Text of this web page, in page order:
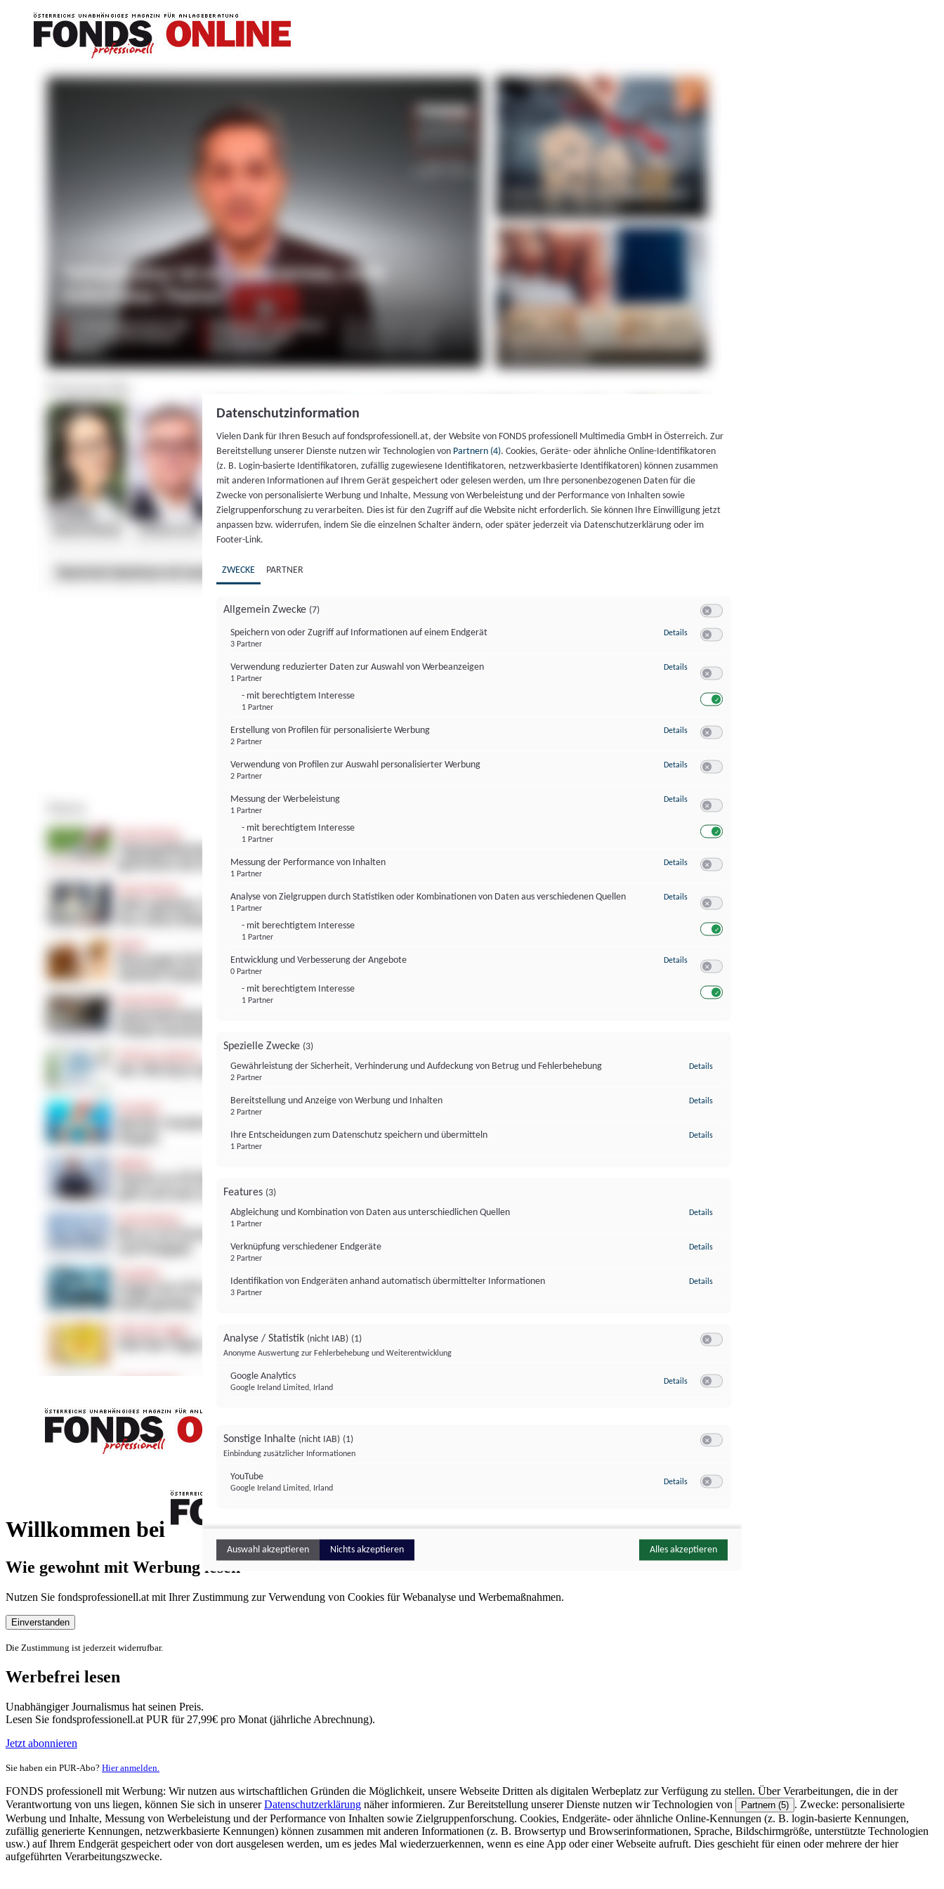
Willkommen bei
FONDS professionell
Wie gewohnt mit Werbung lesen
Nutzen Sie fondsprofessionell.at mit Ihrer Zustimmung zur Verwendung von Cookies für Webanalyse und Werbemaßnahmen.
Einverstanden
Die Zustimmung ist jederzeit widerrufbar.
Werbefrei lesen
Unabhängiger Journalismus hat seinen Preis.
Lesen Sie fondsprofessionell.at PUR für 27,99€ pro Monat (jährliche Abrechnung).
Jetzt abonnieren
Sie haben ein PUR-Abo? Hier anmelden.
FONDS professionell mit Werbung: Wir nutzen aus wirtschaftlichen Gründen die Möglichkeit, unsere Webseite Dritten als digitalen Werbeplatz zur Verfügung zu stellen. Über Verarbeitungen, die in der
Verantwortung von uns liegen, können Sie sich in unsererDatenschutzerklärung näher informieren. Zur Bereitstellung unserer Dienste nutzen wir Technologien von Partnern (5) . Zwecke: personalisierte
Werbung und Inhalte, Messung von Werbeleistung und der Performance von Inhalten sowie Zielgruppenforschung. Cookies, Endgeräte- oder ähnliche Online-Kennungen (z. B. login-basierte Kennungen,
zufällig generierte Kennungen, netzwerkbasierte Kennungen) können zusammen mit anderen Informationen (z. B. Browsertyp und Browserinformationen, Sprache, Bildschirmgröße, unterstützte Technologien
usw.) auf Ihrem Endgerät gespeichert oder von dort ausgelesen werden, um es jedes Mal wiederzuerkennen, wenn es eine App oder einer Webseite aufruft. Dies geschieht für einen oder mehrere der hier
aufgeführten Verarbeitungszwecke.
Datenschutzinformation
Vielen Dank für Ihren Besuch auf fondsprofessionell.at, der Website von FONDS professionell Multimedia GmbH in Österreich. Zur
Bereitstellung unserer Dienste nutzen wir Technologien von Partnern (4). Cookies, Geräte- oder ähnliche Online-Identifikatoren
(z. B. Login-basierte Identifikatoren, zufällig zugewiesene Identifikatoren, netzwerkbasierte Identifikatoren) können zusammen
mit anderen Informationen auf Ihrem Gerät gespeichert oder gelesen werden, um Ihre personenbezogenen Daten für die
Zwecke von personalisierte Werbung und Inhalte, Messung von Werbeleistung und der Performance von Inhalten sowie
Zielgruppenforschung zu verarbeiten. Dies ist für den Zugriff auf die Website nicht erforderlich. Sie können Ihre Einwilligung jetzt
anpassen bzw. widerrufen, indem Sie die einzelnen Schalter ändern, oder später jederzeit via Datenschutzerklärung oder im
Footer-Link.
ZWECKE PARTNER
Allgemein Zwecke (7)
Speichern von oder Zugriff auf Informationen auf einem Endgerät
3 Partner
Details zu Speichern von oder Zugriff auf Informationen auf einem Endgerät
Verwendung reduzierter Daten zur Auswahl von Werbeanzeigen
1 Partner
- mit berechtigtem Interesse
1 Partner
Details zu Verwendung reduzierter Daten zur Auswahl von Werbeanzeigen
Erstellung von Profilen für personalisierte Werbung
2 Partner
Details zu Erstellung von Profilen für personalisierte Werbung
Verwendung von Profilen zur Auswahl personalisierter Werbung
2 Partner
Details zu Verwendung von Profilen zur Auswahl personalisierter Werbung
Messung der Werbeleistung
1 Partner
- mit berechtigtem Interesse
1 Partner
Details zu Messung der Werbeleistung
Messung der Performance von Inhalten
1 Partner
Details zu Messung der Performance von Inhalten
Analyse von Zielgruppen durch Statistiken oder Kombinationen von Daten aus verschiedenen Quellen
1 Partner
- mit berechtigtem Interesse
1 Partner
Details zu Analyse von Zielgruppen durch Statistiken oder Kombinationen von
Entwicklung und Verbesserung der Angebote
0 Partner
- mit berechtigtem Interesse
1 Partner
Details zu Entwicklung und Verbesserung der Angebote
Spezielle Zwecke (3)
Gewährleistung der Sicherheit, Verhinderung und Aufdeckung von Betrug und Fehlerbehebung
2 Partner
Details
Bereitstellung und Anzeige von Werbung und Inhalten
2 Partner
Details
Ihre Entscheidungen zum Datenschutz speichern und übermitteln
1 Partner
Details
Features (3)
Abgleichung und Kombination von Daten aus unterschiedlichen Quellen
1 Partner
Details
Verknüpfung verschiedener Endgeräte
2 Partner
Details
Identifikation von Endgeräten anhand automatisch übermittelter Informationen
3 Partner
Details
Analyse / Statistik (nicht IAB) (1)
Anonyme Auswertung zur Fehlerbehebung und Weiterentwicklung
Google Analytics
Google Ireland Limited, Irland
Details zu Google Analytics
Sonstige Inhalte (nicht IAB) (1)
Einbindung zusätzlicher Informationen
YouTube
Google Ireland Limited, Irland
Details zu YouTube
Auswahl akzeptieren Nichts akzeptieren Alles akzeptieren